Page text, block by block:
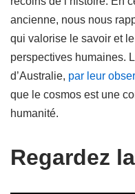
ancienne, nous nous
qui valorise le savoir et
perspectives humaines.
d’Australie, par leur
que le cosmos est une
humanité.
Regardez